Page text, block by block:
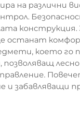
на различни
конструкция.
останат
което го
лесно
и забавляващи